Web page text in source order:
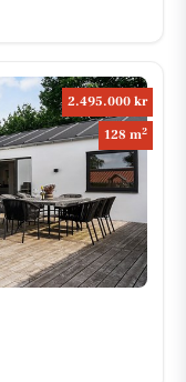
2.495.000 kr
128 m2